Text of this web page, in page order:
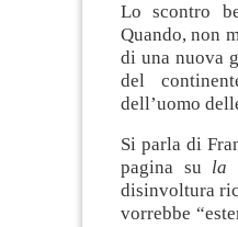
Lo scontro
Quando, non
di una nuova
del
dell’uomo
Si parla di
pagina su la
disinvoltura
vorrebbe